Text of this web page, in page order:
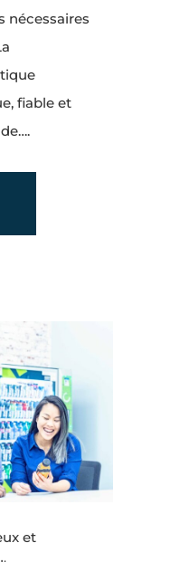
nécessaires
fiable et
et